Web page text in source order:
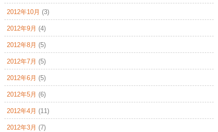
2012年10月 (3)
2012年9月 (4)
2012年8月 (5)
2012年7月 (5)
2012年6月 (5)
2012年5月 (6)
2012年4月 (11)
2012年3月 (7)